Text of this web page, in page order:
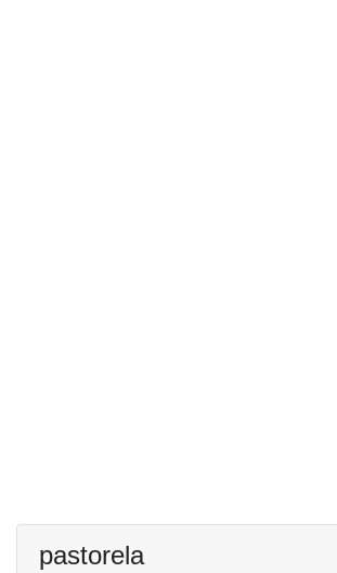
pastorela